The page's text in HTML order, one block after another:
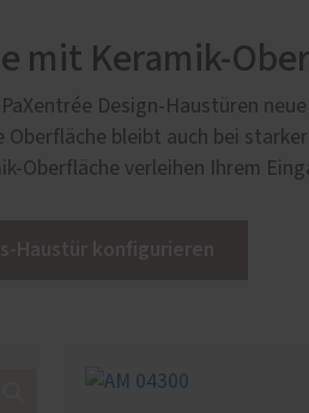
mit Keramik-
Design-Haustüren
bleibt auch bei
verleihen Ihrem